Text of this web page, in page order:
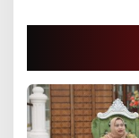
s
i
p